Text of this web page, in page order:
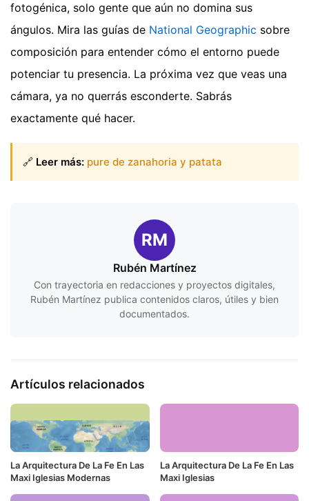
fotogénica, solo gente que aún no domina sus
ángulos. Mira las guías de National Geographic sobre
composición para entender cómo el entorno puede
potenciar tu presencia. La próxima vez que veas una
cámara, ya no querrás esconderte. Sabrás
exactamente qué hacer.
🔗 Leer más: pure de zanahoria y patata
RM
Rubén Martínez
Con trayectoria en redacciones y proyectos digitales,
Rubén Martínez publica contenidos claros, útiles y bien
documentados.
Artículos relacionados
La Arquitectura De La Fe En Las
Maxi Iglesias Modernas
La Arquitectura De La Fe En Las
Maxi Iglesias